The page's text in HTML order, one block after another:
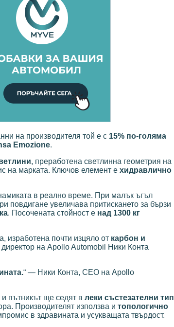
на производителя той е с 15% по-голяма
Emozione.
, преработена светлинна геометрия на
на марката. Ключов елемент е хидравлично
в реално време. При малък ъгъл
повдигане увеличава притискането за бързи
. Посочената стойност е над 1300 кг
изработена почти изцяло от карбон и
на Apollo Automobil Ники Конта
“ — Ники Конта, CEO на Apollo
пътникът ще седят в леки състезателни тип
Производителят използва и топологично
в здравината и усукващата твърдост.